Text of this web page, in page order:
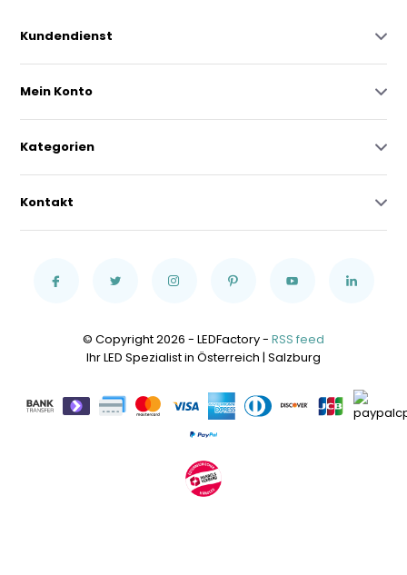
Kundendienst
Mein Konto
Kategorien
Kontakt
© Copyright 2026 - LEDFactory - RSS feed
Ihr LED Spezialist in Österreich | Salzburg